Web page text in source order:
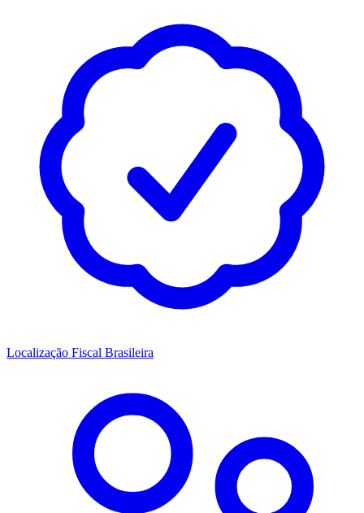
Localização Fiscal Brasileira